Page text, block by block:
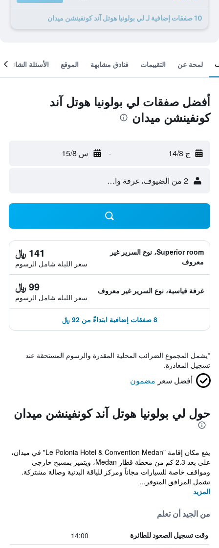
10 صفقات إضافية لـ لي بولونيا هوتل آند كونفينشن ميدان
لمحة عن التقييمات فنادق مشابهة الموقع الأسئلة الشائعة
أفضل صفقات لي بولونيا هوتل آند
كونفينشن ميدان
ج 14/8 - س 15/8
2 من الضيوف، غرفة واحدة
Superior room، نوع السرير غير
معروف
141 ﷼
سعر الليلة شامل الرسوم
غرفة قياسية، نوع السرير غير معروف 99 ﷼
سعر الليلة شامل الرسوم
8 صفقات إضافية ابتداءً من 92 ﷼
*يشمل المجموع الضرائب المحلية المقدرة والرسوم المستحقة عند
تسجيل المغادرة.
أفضل سعر مضمون
حول لي بولونيا هوتل آند كونفينشن ميدان
يقع مكان إقامة "Le Polonia Hotel & Convention Medan" في ميدان،
على بعد 2.3 كم من محطة قطار Medan، ويتميز بمسبح خارجي
ومواقف خاصة للسيارات مجاناً ومركز للياقة البدنية وصالة مشتركة.
تشمل المرافق المتوفر...
المزيد
من الجيد أن تعلم
وقت تسجيل الصعود للطائرة 14:00